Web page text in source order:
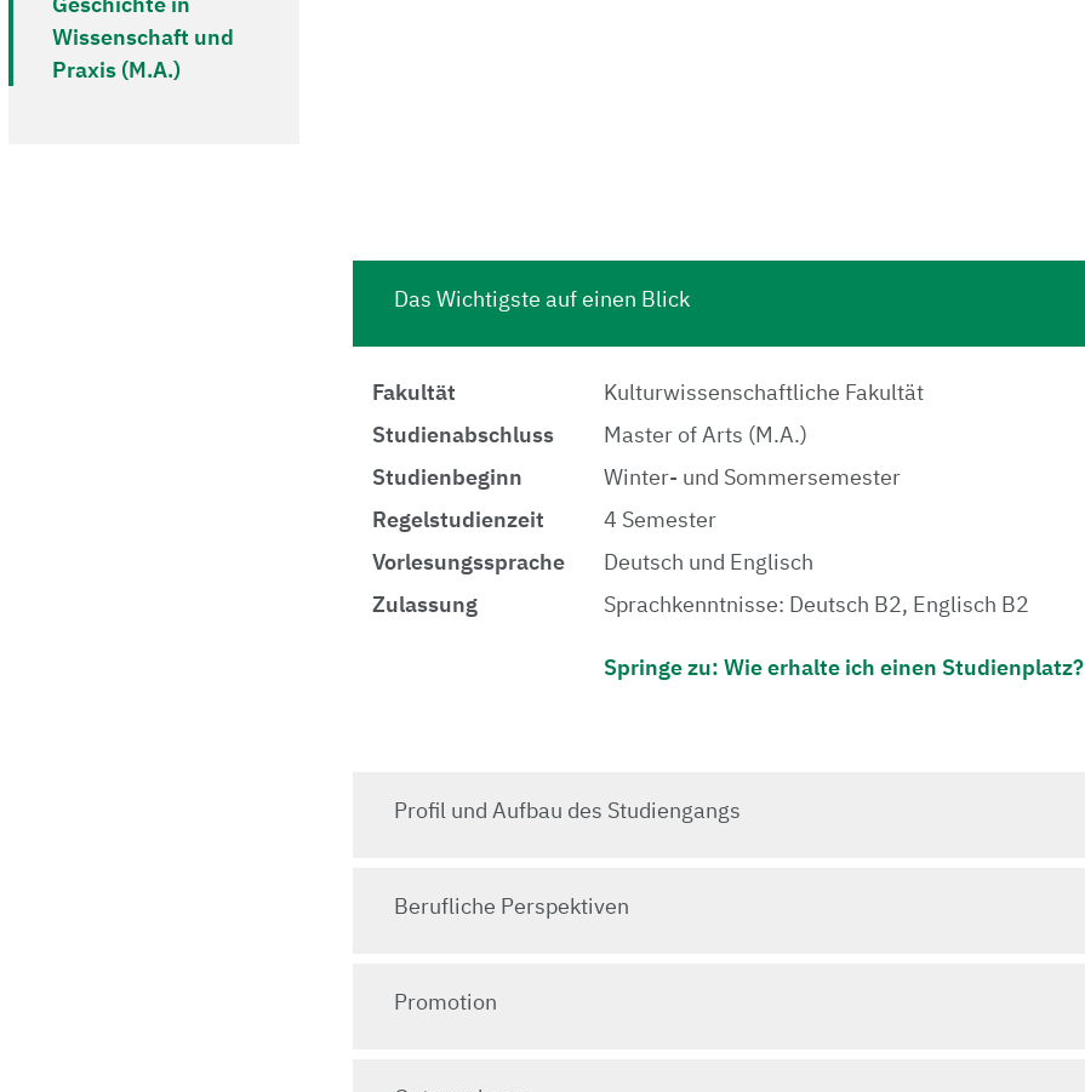
Wissenschaft und
Praxis (M.A.)
Das Wichtigste auf einen Blick
Fakultät
Kulturwissenschaftliche Fakultät
Studienabschluss
Master of Arts (M.A.)
Studienbeginn
Winter- und Sommersemester
Regelstudienzeit
4 Semester
Vorlesungssprache
Deutsch und Englisch
Zulassung
Sprachkenntnisse: Deutsch B2, Englisch B2
Springe zu: Wie erhalte ich einen Studienplatz?
Profil und Aufbau des Studiengangs
Berufliche Perspektiven
Promotion